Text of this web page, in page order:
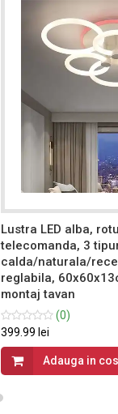
Lustra LED alba,
telecomanda, 3
calda/naturala/
reglabila,
montaj tavan
(0)
399.99 lei
Adauga in cos